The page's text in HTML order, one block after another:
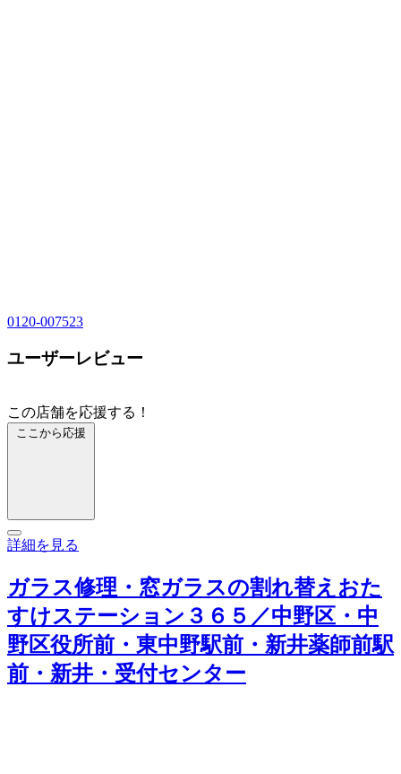
0120-007523
ユーザーレビュー
この店舗を応援する！
ここから応援
詳細を見る
ガラス修理・窓ガラスの割れ替えおた
すけステーション３６５／中野区・中
野区役所前・東中野駅前・新井薬師前駅
前・新井・受付センター